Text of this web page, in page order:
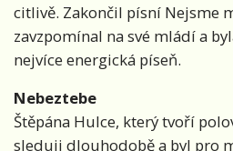
citlivě. Zakončil písní Nejsme
zavzpomínal na své mládí a
nejvíce energická píseň.
Nebeztebe
Štěpána Hulce, který tvoří
sleduji dlouhodobě a byl pro